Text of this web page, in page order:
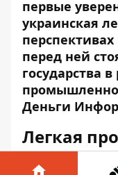
первые
украинская
перед ней
государства
Деньги
Легкая
может